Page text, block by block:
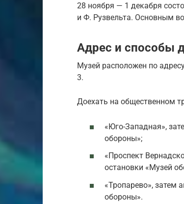
28 ноября — 1 декабря
и Ф. Рузвельта. Основным
Адрес и способы
Музей расположен по
3.
Доехать на общественном
«Юго-Западная»,
обороны»;
«Проспект
остановки «Музей
«Тропарево», затем
обороны».